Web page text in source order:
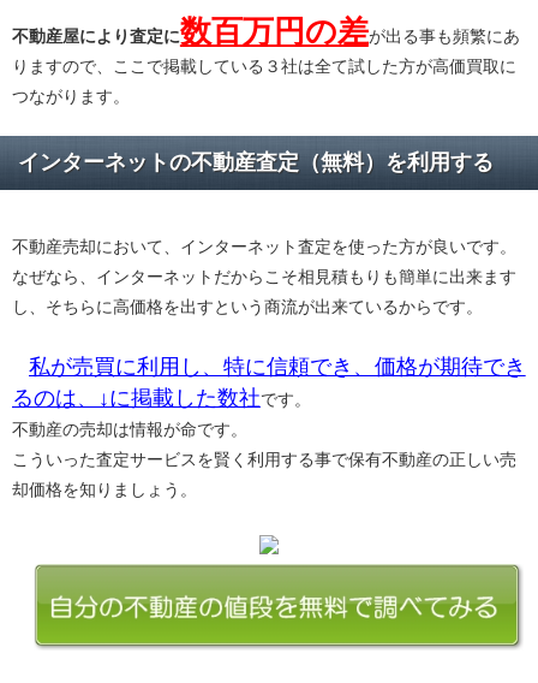
不動産屋により査定に数百万円の差が出る事も頻繁にあ
りますので、ここで掲載している３社は全て試した方が高価買取に
つながります。
インターネットの不動産査定（無料）を利用する
不動産売却において、インターネット査定を使った方が良いです。
なぜなら、インターネットだからこそ相見積もりも簡単に出来ます
し、そちらに高価格を出すという商流が出来ているからです。
私が売買に利用し、特に信頼でき、価格が期待でき
るのは、↓に掲載した数社です。
不動産の売却は情報が命です。
こういった査定サービスを賢く利用する事で保有不動産の正しい売
却価格を知りましょう。